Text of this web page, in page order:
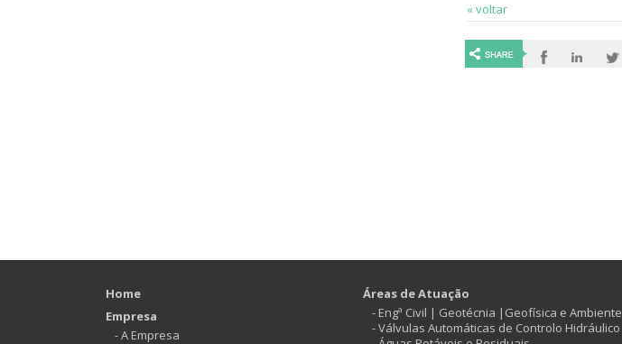
« voltar
Home
Empresa
- A Empresa
Áreas de Atuação
- Engª Civil | Geotécnia |Geofísica e Ambiente
- Válvulas Automáticas de Controlo Hidráulico